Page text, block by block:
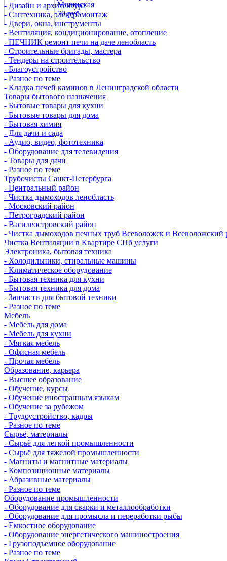
Мшинская
70 руб.
- Дизайн и архитектура
- Сантехника, электромонтаж
- Двери, окна, инструменты
- Вентиляция, кондиционирование, отопление
- ПЕЧНИК ремонт печи на даче ленобласть
- Строительные бригады, мастера
- Тендеры на строительство
- Благоустройство
- Разное по теме
- Кладка печей каминов в Ленинградской области
Товары бытового назначения
- Бытовые товары для кухни
- Бытовые товары для дома
- Бытовая химия
- Для дачи и сада
- Аудио, видео, фототехника
- Оборудование для телевидения
- Товары для дачи
- Разное по теме
Трубочисты Санкт-Петербурга
- Центральный район
- Чистка дымоходов ленобласть
- Московский район
- Петроградский район
- Василеостровский район
- Чистка дымоходов печных труб Всеволожск и Всеволожский
Чистка Вентиляции в Квартире СПб услуги
Электроника, бытовая техника
- Холодильники, стиральные машины
- Климатическое оборудование
- Бытовая техника для кухни
- Бытовая техника для дома
- Запчасти для бытовой техники
- Разное по теме
Мебель
- Мебель для дома
- Мебель для кухни
- Мягкая мебель
- Офисная мебель
- Прочая мебель
Образование, карьера
- Высшее образование
- Обучение, курсы
- Обучение иностранным языкам
- Обучение за рубежом
- Трудоустройство, кадры
- Разное по теме
Сырьё, материалы
- Сырьё для легкой промышленности
- Сырьё для тяжелой промышленности
- Магниты и магнитные материалы
- Композиционные материалы
- Абразивные материалы
- Разное по теме
Оборудование промышленности
- Оборудование для сварки и металлообработки
- Оборудование для промысла и переработки рыбы
- Емкостное оборудование
- Оборудование энергетического машиностроения
- Грузоподъемное оборудование
- Разное по теме